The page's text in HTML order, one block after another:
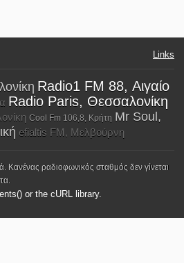
Links
Radio1 FM 88, Αιγαίο
Radio Paris, Θεσσαλονίκη
Cool Fm 106,8, Κρήτη Mr Soul,
efialtis FM, Μελβούρνη
ραδιοφωνικός σταθμός δεν γίνεται
or the cURL library.